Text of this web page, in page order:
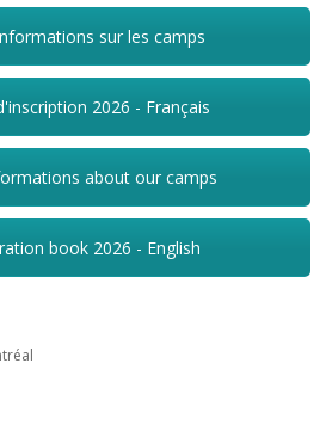
sur les camps
2026 - Français
about our camps
book 2026 - English